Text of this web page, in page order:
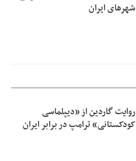
شهرهای ایران
روایت گاردین از «دیپلماسی
کودکستانی» ترامپ در برابر ایران